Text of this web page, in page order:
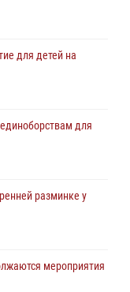
для детей на
для
разминке у
мероприятия